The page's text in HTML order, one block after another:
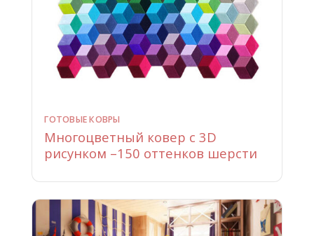
ГОТОВЫЕ КОВРЫ
Многоцветный ковер с 3D
рисунком –150 оттенков шерсти